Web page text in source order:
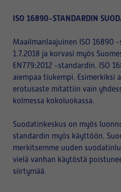
ISO 16890-STANDARDIN
Maailmanlaajuinen ISO 16890
1.7.2018 ja korvasi myös
EN779:2012 -standardin. ISO
aiempaa tiukempi. Esimerkiksi
erotusaste mitattiin vain
kolmessa kokoluokassa.
Suodatinkeskus on myös
standardin myös käyttöön.
merkitsemme uuden
vielä vanhan käytöstä
siirtymää.